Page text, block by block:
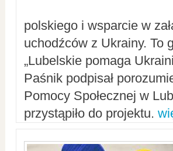
polskiego i wsparcie w
uchodźców z Ukrainy. To
„Lubelskie pomaga
Paśnik podpisał
Pomocy Społecznej w
przystąpiło do projektu.